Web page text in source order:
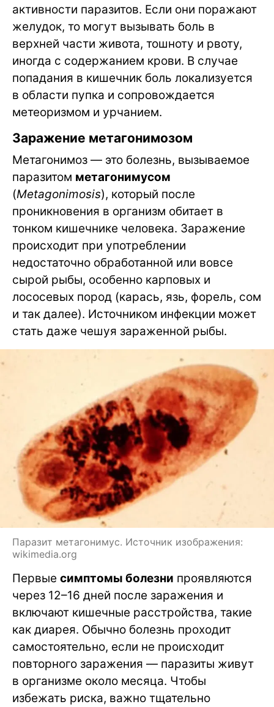
активности паразитов. Если они поражают
желудок, то могут вызывать боль в
верхней части живота, тошноту и рвоту,
иногда с содержанием крови. В случае
попадания в кишечник боль локализуется
в области пупка и сопровождается
метеоризмом и урчанием.
Заражение метагонимозом
Метагонимоз — это болезнь, вызываемое
паразитом метагонимусом
(Metagonimosis), который после
проникновения в организм обитает в
тонком кишечнике человека. Заражение
происходит при употреблении
недостаточно обработанной или вовсе
сырой рыбы, особенно карповых и
лососевых пород (карась, язь, форель, сом
и так далее). Источником инфекции может
стать даже чешуя зараженной рыбы.
Паразит метагонимус. Источник изображения:
wikimedia.org
Первые симптомы болезни проявляются
через 12–16 дней после заражения и
включают кишечные расстройства, такие
как диарея. Обычно болезнь проходит
самостоятельно, если не происходит
повторного заражения — паразиты живут
в организме около месяца. Чтобы
избежать риска, важно тщательно